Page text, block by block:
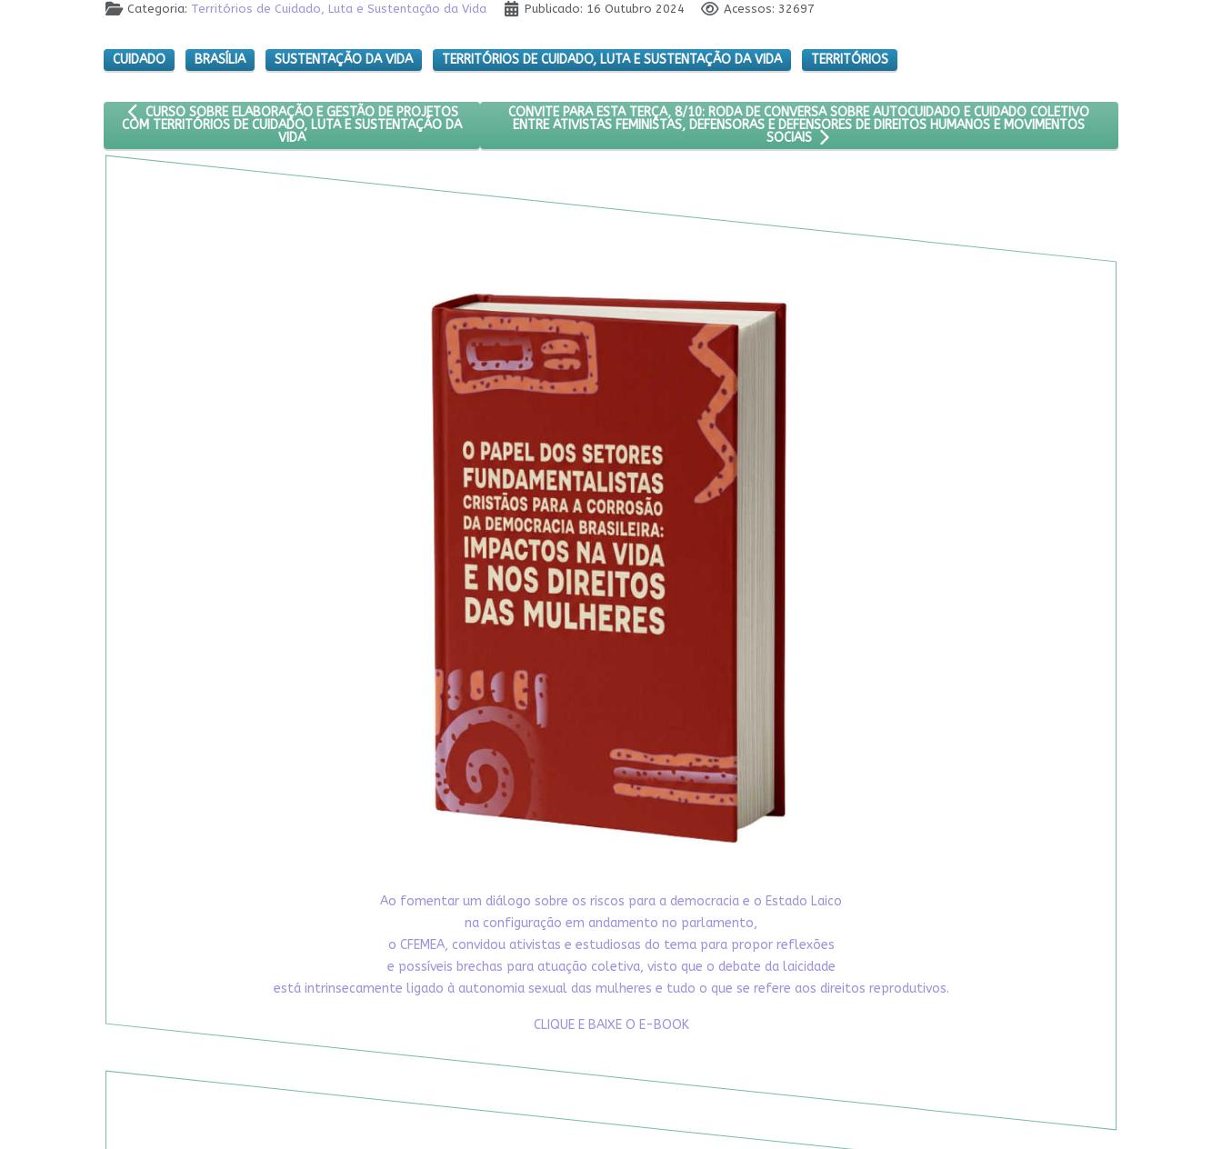
Categoria: Territórios de Cuidado, Luta e Sustentação da Vida Publicado: 16 Outubro 2024 Acessos: 32697
CUIDADO BRASÍLIA SUSTENTAÇÃO DA VIDA TERRITÓRIOS DE CUIDADO, LUTA E SUSTENTAÇÃO DA VIDA TERRITÓRIOS
ARTIGO ANTERIOR: CURSO SOBRE ELABORAÇÃO E GESTÃO DE PROJETOS COM TERRITÓRIOS DE CUIDADO, LUTA E SUSTENTAÇÃO DA VIDA
CURSO SOBRE ELABORAÇÃO E GESTÃO DE PROJETOS
COM TERRITÓRIOS DE CUIDADO, LUTA E SUSTENTAÇÃO DA
VIDA
PRÓXIMO ARTIGO: CONVITE PARA ESTA TERÇA, 8/10: RODA DE CONVERSA SOBRE AUTOCUIDADO E CUIDADO COLETIVO
CONVITE PARA ESTA TERÇA, 8/10: RODA DE CONVERSA SOBRE AUTOCUIDADO E CUIDADO COLETIVO
ENTRE ATIVISTAS FEMINISTAS, DEFENSORAS E DEFENSORES DE DIREITOS HUMANOS E MOVIMENTOS
SOCIAIS
Ao fomentar um diálogo sobre os riscos para a democracia e o Estado Laico
na configuração em andamento no parlamento,
o CFEMEA, convidou ativistas e estudiosas do tema para propor reflexões
e possíveis brechas para atuação coletiva, visto que o debate da laicidade
está intrinsecamente ligado à autonomia sexual das mulheres e tudo o que se refere aos direitos reprodutivos.
CLIQUE E BAIXE O E-BOOK